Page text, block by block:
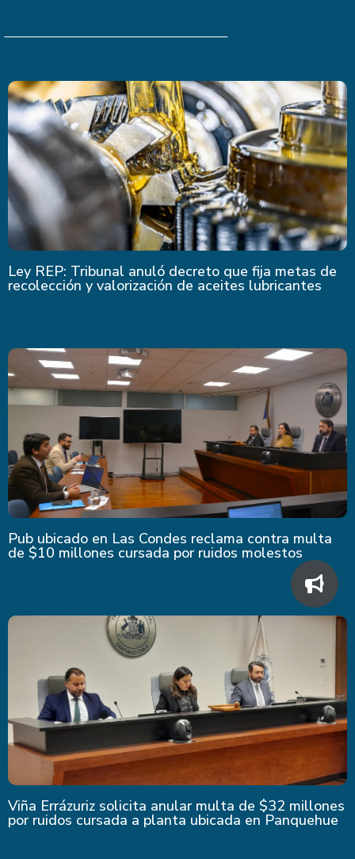
Ley REP: Tribunal anuló decreto que fija metas de
recolección y valorización de aceites lubricantes
Pub ubicado en Las Condes reclama contra multa
de $10 millones cursada por ruidos molestos
Viña Errázuriz solicita anular multa de $32 millones
por ruidos cursada a planta ubicada en Panquehue